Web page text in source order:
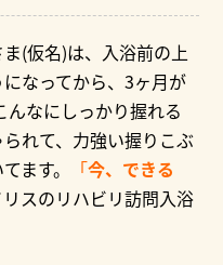
(仮名)は、入浴前の上
なってから、3ヶ月が
なにしっかり握れる
れて、力強い握りこぶ
ます。
「今、できる
スのリハビリ訪問入浴